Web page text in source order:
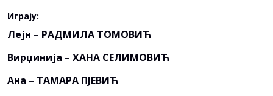
Играју:
Лејн – РАДМИЛА ТОМОВИЋ
Вирџинија – ХАНА СЕЛИМОВИЋ
Ана – ТАМАРА ПЈЕВИЋ